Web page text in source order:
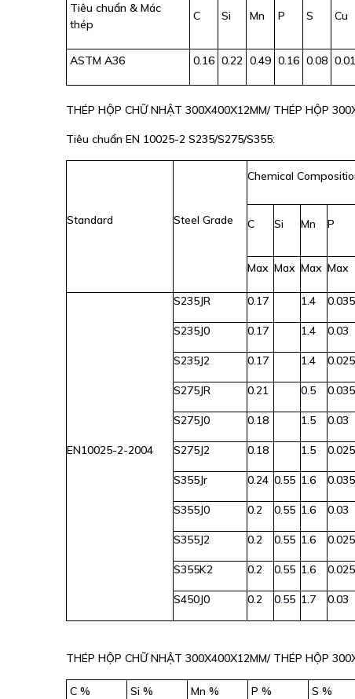
Tiêu chuẩn & Mác
thép
C Si Mn P S Cu
ASTM A36 0.16 0.22 0.49 0.16 0.08 0.01
THÉP HỘP CHỮ NHẬT 300X400X12MM/ THÉP HỘP
Tiêu chuẩn EN 10025-2 S235/S275/S355:
Standard Steel Grade
Chemical
C Si Mn P
Max Max Max Max
EN10025-2-2004
S235JR 0.17 1.4 0.035
S235J0 0.17 1.4 0.03
S235J2 0.17 1.4 0.025
S275JR 0.21 0.5 0.035
S275J0 0.18 1.5 0.03
S275J2 0.18 1.5 0.025
S355Jr 0.24 0.55 1.6 0.035
S355J0 0.2 0.55 1.6 0.03
S355J2 0.2 0.55 1.6 0.025
S355K2 0.2 0.55 1.6 0.025
S450J0 0.2 0.55 1.7 0.03
THÉP HỘP CHỮ NHẬT 300X400X12MM/ THÉP HỘP
C % Si % Mn % P % S %